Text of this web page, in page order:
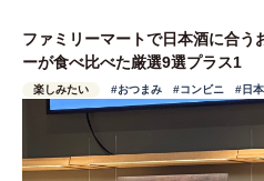
ファミリーマートで日本酒に合
ーが食べ比べた厳選9選プラス1
楽しみたい #おつまみ #コンビニ #日